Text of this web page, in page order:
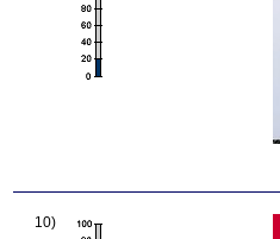
10)